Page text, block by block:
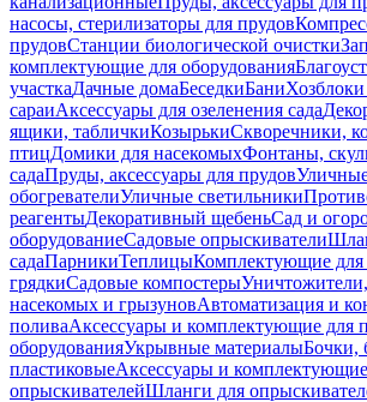
насосы, стерилизаторы для прудов
прудовСтанции биологической очистки
комплектующие для оборудования
участкаДачные домаБеседкиБани
сараиАксессуары для озеленения сада
ящики, табличкиКозырькиСкворечники,
птицДомики для насекомыхФонтаны,
садаПруды, аксессуары для прудов
обогревателиУличные светильники
реагентыДекоративный щебеньСад и
оборудованиеСадовые опрыскиватели
садаПарникиТеплицыКомплектующие для
грядкиСадовые компостеры
насекомых и грызуновАвтоматизация и
поливаАксессуары и комплектующие для
оборудованияУкрывные материалыБочки,
пластиковыеАксессуары и
опрыскивателейШланги для